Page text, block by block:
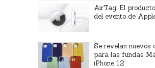
AirTag: El
del evento de
Se revelan nuevos
para las fundas
iPhone 12